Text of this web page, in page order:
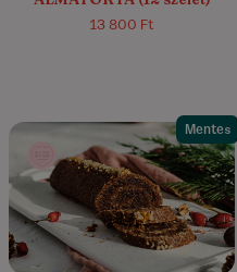
13 800 Ft
Mentes